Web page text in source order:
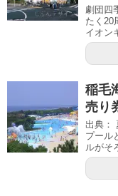
劇団四
たく20
イオン
稲毛
売り
出典：
プール
ルがそ